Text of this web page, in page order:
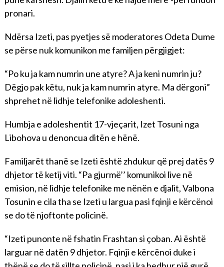
pronari.
Ndërsa Izeti, pas pyetjes së moderatores Odeta Dume
se përse nuk komunikon me familjen përgjigjet:
“Po ku ja kam numrin une atyre? A ja keni numrin ju?
Dëgjo pak këtu, nuk ja kam numrin atyre. Ma dërgoni”
shprehet në lidhje telefonike adoleshenti.
Humbja e adoleshentit 17-vjeçarit, Izet Tosuni nga
Libohova u denoncua ditën e hënë.
Familjarët thanë se Izeti është zhdukur që prej datës 9
dhjetor të ketij viti. “Pa gjurmë’’ komunikoi live në
emision, në lidhje telefonike me nënën e djalit, Valbona
Tosunin e cila tha se Izeti u largua pasi fqinji e kërcënoi
se do të njoftonte policinë.
“Izeti punonte në fshatin Frashtan si çoban. Ai është
larguar në datën 9 dhjetor. Fqinji e kërcënoi duke i